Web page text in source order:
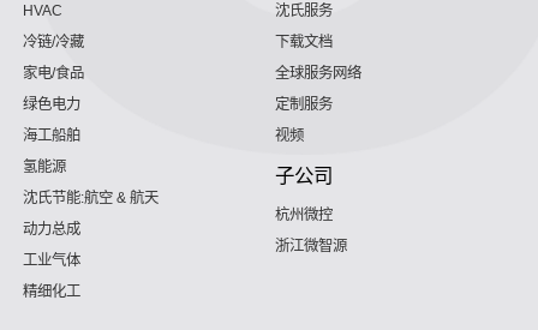
HVAC
冷链/冷藏
家电/食品
绿色电力
海工船舶
氢能源
沈氏节能:航空 & 航天
动力总成
工业气体
精细化工
沈氏服务
下载文档
全球服务网络
定制服务
视频
子公司
杭州微控
浙江微智源